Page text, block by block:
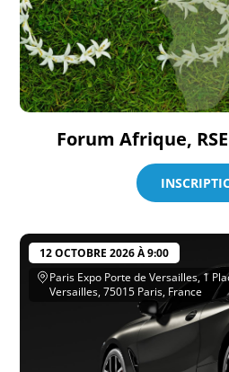
Forum Afrique,
12 OCTOBRE 2026 À 9:00
Paris Expo Porte de Versailles, 1
Versailles, 75015 Paris, France